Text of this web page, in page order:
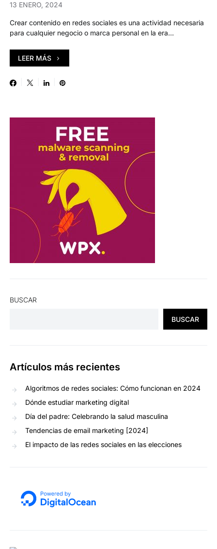
13 ENERO, 2024
Crear contenido en redes sociales es una actividad necesaria
para cualquier negocio o marca personal en la era…
LEER MÁS
BUSCAR
BUSCAR
Artículos más recientes
Algoritmos de redes sociales: Cómo funcionan en 2024
Dónde estudiar marketing digital
Día del padre: Celebrando la salud masculina
Tendencias de email marketing [2024]
El impacto de las redes sociales en las elecciones